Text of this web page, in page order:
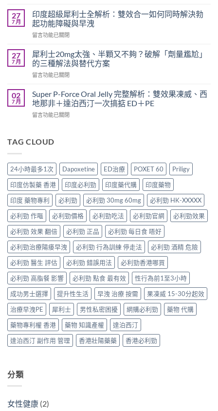
要
多
久？
完
指
南：
港
性
必
讀
安
與
療
效
評
估〉
中
利
勁
可
以
犀
利
士
一
吃
嗎？
師
解
用
條
件、
風
險
與
安
全
指
南〉
中
27
7 月
印度超級犀利士全解析：雙效合一如何同時解決勃
起功能障礙與早洩
在
度
超
級
犀
士
全
析：
合
何
同
時
解
決
勃
起
功
能
障
礙
與
早
洩〉
中
留言功能已關閉
27
7 月
犀利士20mg太強、半顆又不夠？破解「劑量尷尬」
的三種解法與替代方案
在
利
士
20mg
太
顆
夠？
破
解
「劑
量
尷
尬」
的
三
種
解
法
與
替
代
方
案〉
中
留言功能已關閉
02
7 月
Super P-Force Oral Jelly 完整解析：雙效果凍威、西
地那非＋達泊西汀一次搞掂 ED＋PE
在
Force
完
整
解
析：
雙
效
果
凍
威、
西
地
那
非
＋
達
泊
西
汀
一
次
搞
掂
ED
留言功能已關閉
TAG CLOUD
24小時最多1次 Dapoxetine ED治療 POXET 60
Priligy
印度仿製藥 香港
印度必利勁 印度藥代購
印度藥物
印度 藥物專利
必利勁 必利勁 30mg 60mg
必利勁 HK-XXXXX
必利勁 作嘔
必利勁價格 必利勁吃法 必利勁官網
必利勁效果
必利勁 效果 翻倍
必利勁 正品
必利勁 每日食 唔好
必利勁治療陽痿早洩
必利勁 行為訓練 停走法
必利勁 酒精 危險
必利勁 醫生 評估
必利勁 錯誤用法
必利勁香港哪買
必利勁 高脂餐 影響
必利勁 點食 最有效
性行為前1至3小時
成功男士選擇
提升性生活 早洩 治療 按需
果凍威 15-30分起效
治療早洩PE
犀利士 男性私密困擾 網購必利勁
藥物 代購
藥物專利權 香港
藥物 知識產權
達泊西汀
達泊西汀 副作用 管理
香港壯陽藥藥 香港必利勁
分類
女性健康 (2)